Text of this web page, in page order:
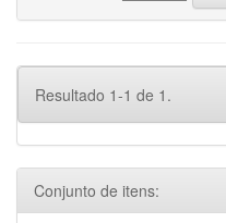
Resultado 1-1 de 1.
Conjunto de itens: